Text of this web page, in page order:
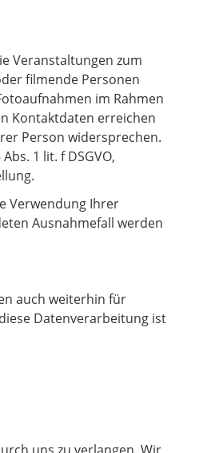
Veranstaltungen zum
filmende Personen
im Rahmen
Kontaktdaten erreichen
Person widersprechen.
1 lit. f DSGVO,
Verwendung Ihrer
Ausnahmefall werden
auch weiterhin für
Datenverarbeitung ist